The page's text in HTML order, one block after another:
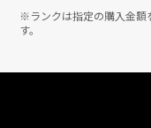
※ランクは指定の購入金額
す。